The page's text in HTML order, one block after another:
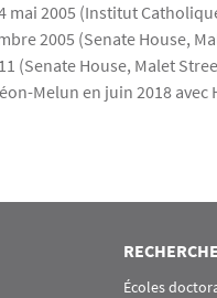
2005 (Institut
2005 (Senate House,
(Senate House, Malet
Melun en juin 2018
RECHERCHE
Écoles